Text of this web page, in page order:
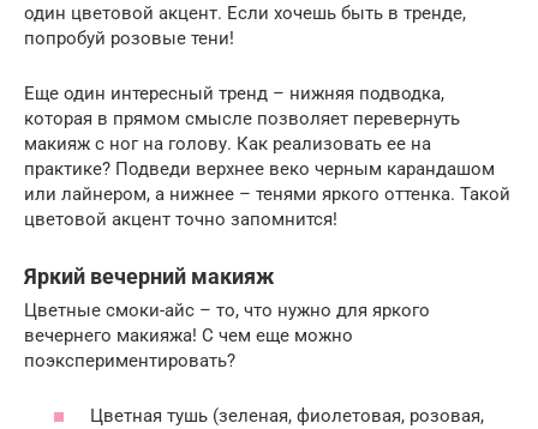
один цветовой акцент. Если хочешь быть в тренде,
попробуй розовые тени!
Еще один интересный тренд – нижняя подводка,
которая в прямом смысле позволяет перевернуть
макияж с ног на голову. Как реализовать ее на
практике? Подведи верхнее веко черным карандашом
или лайнером, а нижнее – тенями яркого оттенка. Такой
цветовой акцент точно запомнится!
Яркий вечерний макияж
Цветные смоки-айс – то, что нужно для яркого
вечернего макияжа! С чем еще можно
поэкспериментировать?
Цветная тушь (зеленая, фиолетовая, розовая,